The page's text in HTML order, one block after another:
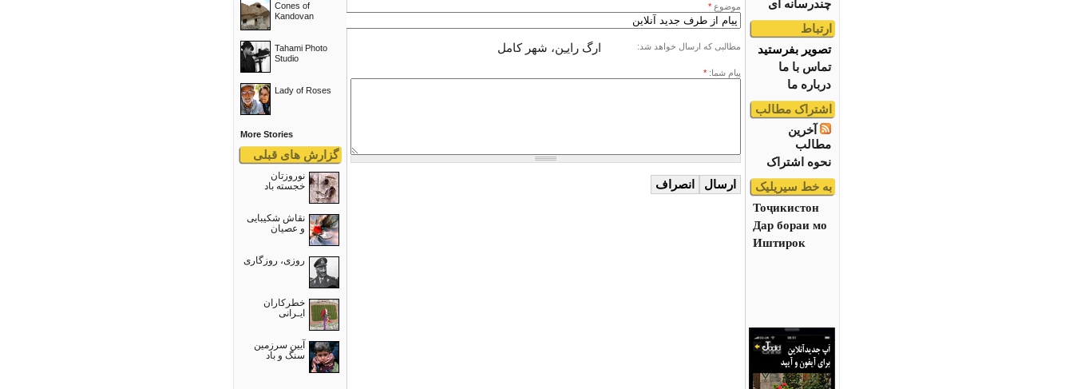
چندرسانه ای
ارتباط
تصویر بفرستید
تماس با ما
درباره ما
اشتراک مطالب
آخرین
مطالب
نحوه اشتراک
به خط سیریلیک
Тоҷикистон
Дар бораи мо
Иштирок
Cones of
Kandovan
Tahami Photo
Studio
Lady of Roses
More Stories
گزارش های قبلی
نوروزتان
خجسته باد
نقاش شکیبایی
و عصيان
روزی، روزگاری
خطرکاران
ایـرانی
آیین سرزمین
سنگ و باد
موضوع *
مطالبی که ارسال خواهد شد: ارگ رایـِن، شهر کامل
پیام شما: *